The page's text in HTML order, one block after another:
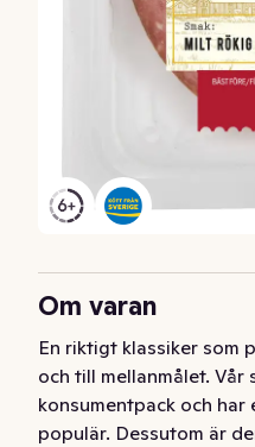
Om varan
En riktigt klassiker som
och till mellanmålet. Vår
konsumentpack och
populär. Dessutom är